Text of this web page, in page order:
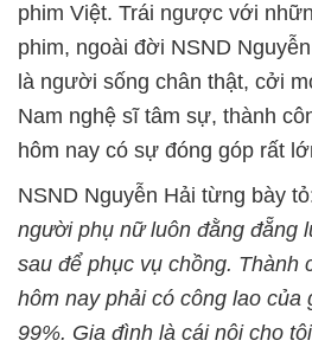
phim Việt. Trái ngược với
phim, ngoài đời NSND
là người sống chân thật, cởi
Nam nghệ sĩ tâm sự, thành
hôm nay có sự đóng góp rất
NSND Nguyễn Hải từng bày
người phụ nữ luôn đằng đẵng
sau để phục vụ chồng. Thành
hôm nay phải có công lao của
99%. Gia đình là cái nôi cho